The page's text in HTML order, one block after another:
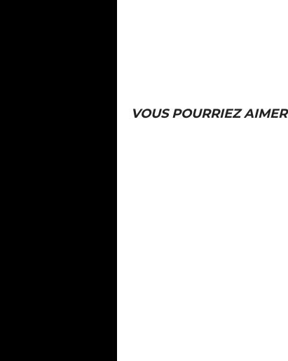
VOUS POURRIEZ AIMER